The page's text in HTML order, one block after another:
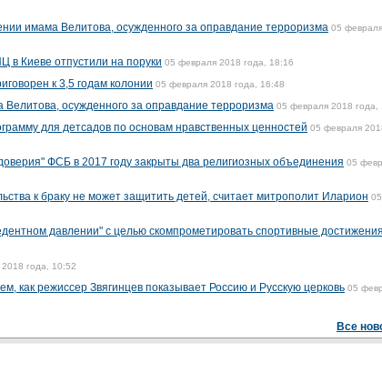
имама Велитова, осужденного за оправдание терроризма 05
в Киеве отпустили на поруки 05 февраля 2018 года, 18:16
к 3,5 годам колонии 05 февраля 2018 года, 16:48
осужденного за оправдание терроризма 05 февраля 2018 года,
для детсадов по основам нравственных ценностей 05 февраля
ФСБ в 2017 году закрыты два религиозных объединения 05
к браку не может защитить детей, считает митрополит Иларион 05
давлении" с целью скомпрометировать спортивные достижения
года, 10:52
как режиссер Звягинцев показывает Россию и Русскую церковь 05
Все